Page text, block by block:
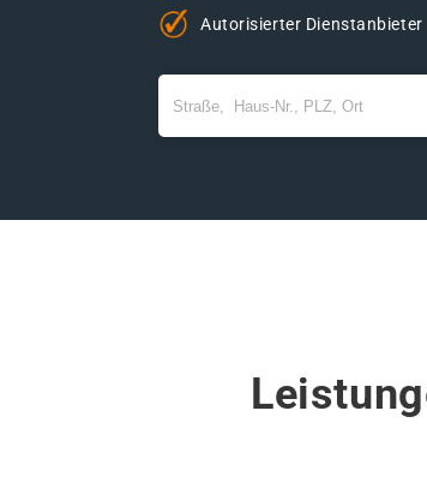
Autorisierter Dienstanbieter